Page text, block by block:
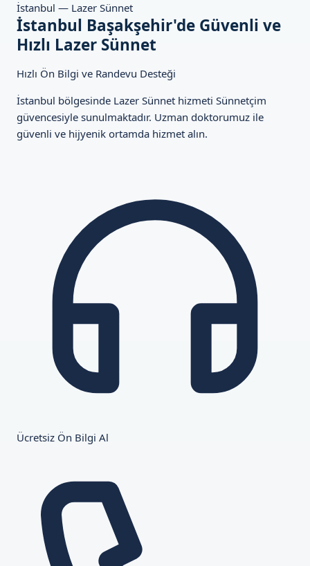
İstanbul — Lazer Sünnet
İstanbul Başakşehir'de Güvenli ve
Hızlı Lazer Sünnet
Hızlı Ön Bilgi ve Randevu Desteği
İstanbul bölgesinde Lazer Sünnet hizmeti Sünnetçim
güvencesiyle sunulmaktadır. Uzman doktorumuz ile
güvenli ve hijyenik ortamda hizmet alın.
Ücretsiz Ön Bilgi Al